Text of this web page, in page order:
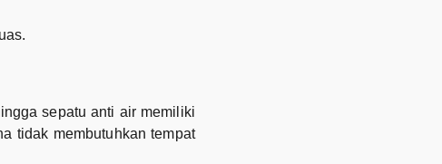
sepatu anti air memiliki
tidak membutuhkan tempat